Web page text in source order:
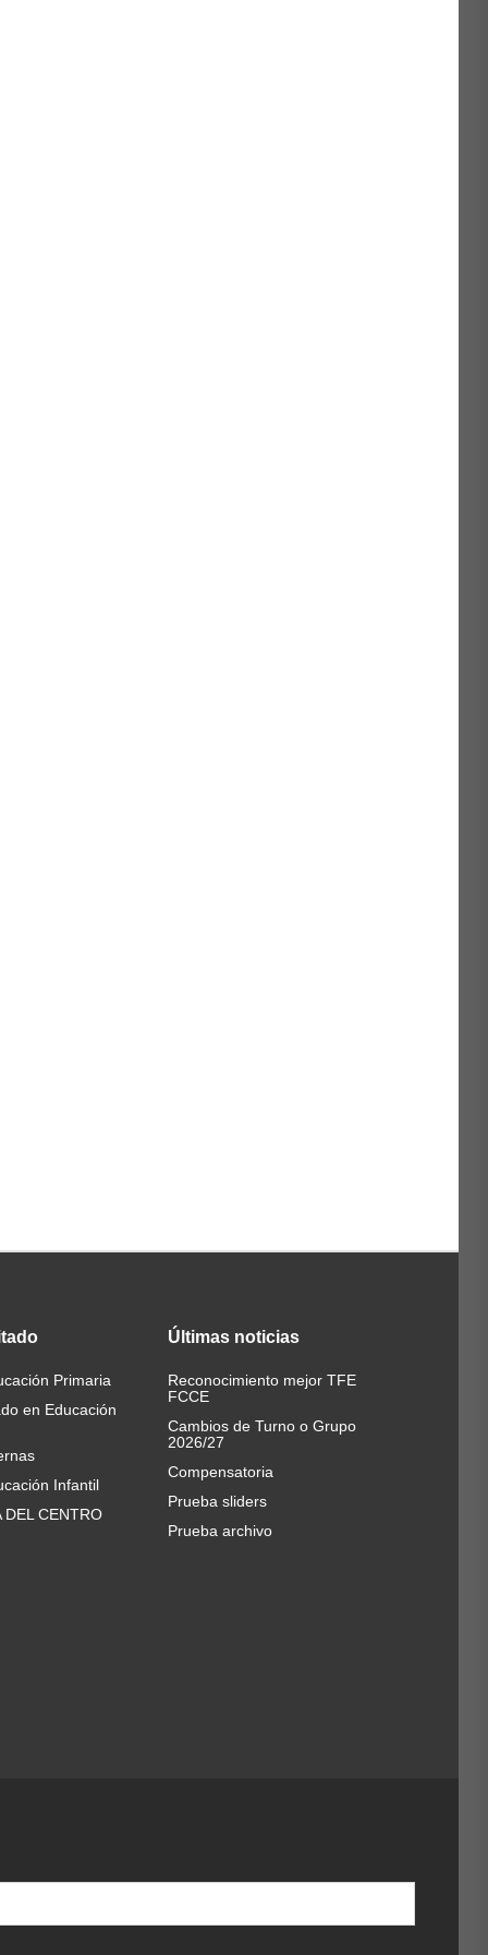
Primaria
en Educación
Infantil
DEL CENTRO
Últimas noticias
Reconocimiento mejor TFE
FCCE
Cambios de Turno o Grupo
2026/27
Compensatoria
Prueba sliders
Prueba archivo